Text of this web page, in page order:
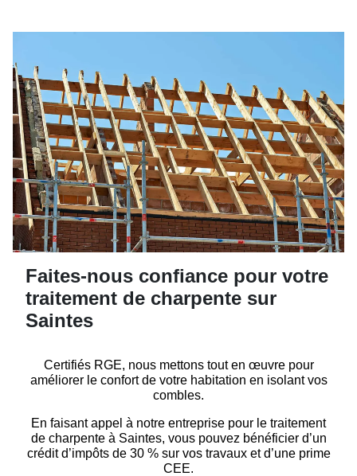
Faites-nous confiance pour votre
traitement de charpente sur
Saintes
Certifiés RGE, nous mettons tout en œuvre pour
améliorer le confort de votre habitation en isolant vos
combles.
En faisant appel à notre entreprise pour le traitement
de charpente à Saintes, vous pouvez bénéficier d’un
crédit d’impôts de 30 % sur vos travaux et d’une prime
CEE.